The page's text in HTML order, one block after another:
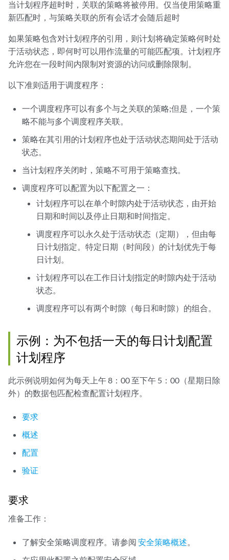
当计划程序超时时，关联的策略将被停用。仅当使用策略重
新匹配时，与策略关联的所有会话才会随后超时
如果策略包含对计划程序的引用，则计划将确定策略何时处
于活动状态，即何时可以用作流量的可能匹配项。计划程序
允许您在一段时间内限制对资源的访问或删除限制。
以下准则适用于调度程序：
一个调度程序可以有多个与之关联的策略;但是，一个策
略不能与多个调度程序关联。
策略在其引用的计划程序也处于活动状态期间处于活动
状态。
当计划程序关闭时，策略不可用于策略查找。
调度程序可以配置为以下配置之一：
计划程序可以在单个时隙内处于活动状态，由开始
日期和时间以及停止日期和时间指定。
调度程序可以永久处于活动状态（定期），但由每
日计划指定。特定日期（时间段）的计划优先于每
日计划。
计划程序可以在工作日计划指定的时隙内处于活动
状态。
调度程序可以有两个时隙（每日和时隙）的组合。
示例：为不包括一天的每日计划配置
计划程序
此示例说明如何为每天上午 8：00 至下午 5：00（星期日除
外）的数据包匹配检查配置计划程序。
要求
概述
配置
验证
要求
准备工作：
了解安全策略调度程序。请参阅安全策略概述。